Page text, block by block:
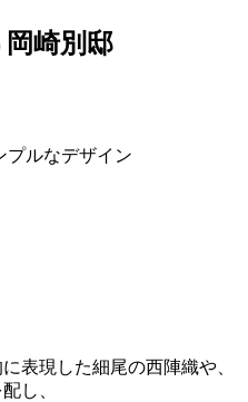
岡崎別邸
プルなデザイン
表現した細尾の西陣織や、
し、